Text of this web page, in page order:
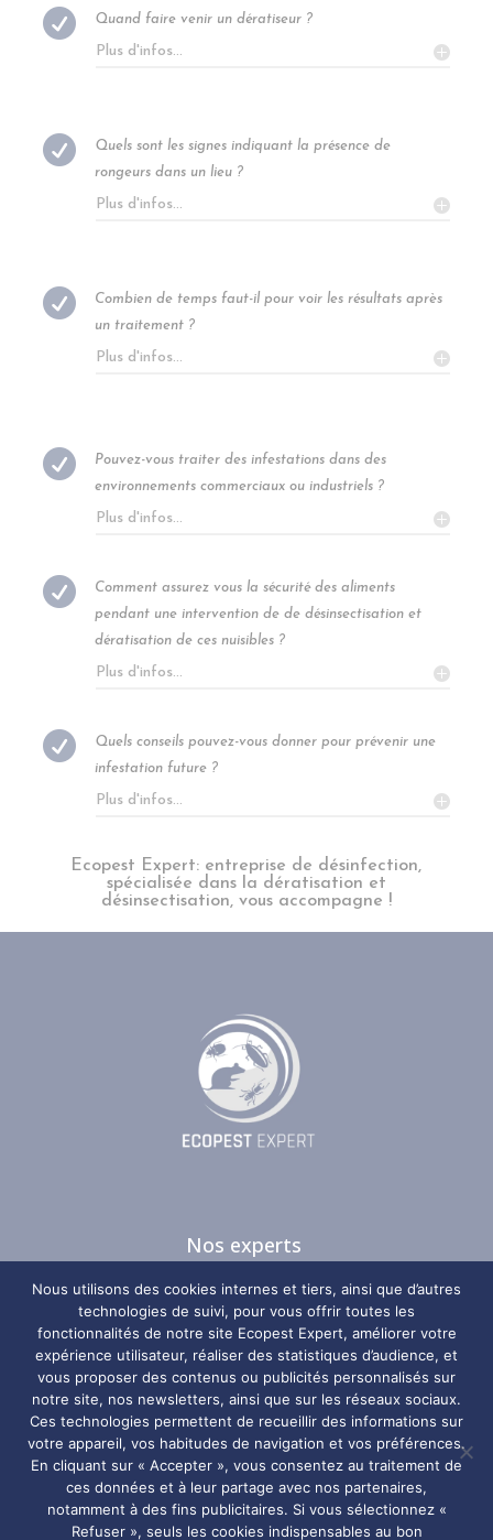
 Quand faire venir un dératiseur ?
Plus d'infos...

Quels sont les signes indiquant la présence de
rongeurs dans un lieu ?
Plus d'infos...

Combien de temps faut-il pour voir les résultats après
un traitement ?
Plus d'infos...

Pouvez-vous traiter des infestations dans des
environnements commerciaux ou industriels ?
Plus d'infos...

Comment assurez vous la sécurité des aliments
pendant une intervention de de désinsectisation et
dératisation de ces nuisibles ?
Plus d'infos...

Quels conseils pouvez-vous donner pour prévenir une
infestation future ?
Plus d'infos...
Ecopest Expert: entreprise de désinfection,
spécialisée dans la dératisation et
désinsectisation, vous accompagne !
Nos experts
Nos guides
Nos zones d’intervention
Plan du site
Nos coordonnées
Ecopest Expert
06 29 67 98 10
Nous utilisons des cookies internes et tiers, ainsi que d’autres
technologies de suivi, pour vous offrir toutes les
fonctionnalités de notre site Ecopest Expert, améliorer votre
expérience utilisateur, réaliser des statistiques d’audience, et
vous proposer des contenus ou publicités personnalisés sur
notre site, nos newsletters, ainsi que sur les réseaux sociaux.
Ces technologies permettent de recueillir des informations sur
votre appareil, vos habitudes de navigation et vos préférences.
En cliquant sur « Accepter », vous consentez au traitement de
ces données et à leur partage avec nos partenaires,
notamment à des fins publicitaires. Si vous sélectionnez «
Refuser », seuls les cookies indispensables au bon